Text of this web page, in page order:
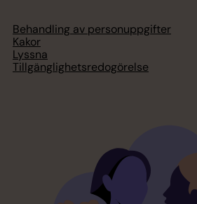
Behandling av personuppgifter
Kakor
Lyssna
Tillgänglighetsredogörelse